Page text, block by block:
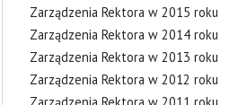
Zarządzenia Rektora w 2015 roku
Zarządzenia Rektora w 2014 roku
Zarządzenia Rektora w 2013 roku
Zarządzenia Rektora w 2012 roku